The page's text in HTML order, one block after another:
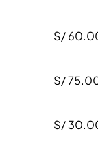
S/
S/
S/